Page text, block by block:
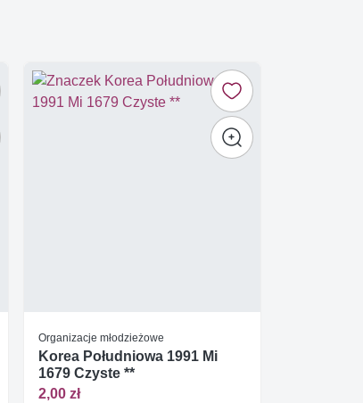
Organizacje młodzieżowe
Korea Południowa 1991 Mi
1679 Czyste **
2,00 zł